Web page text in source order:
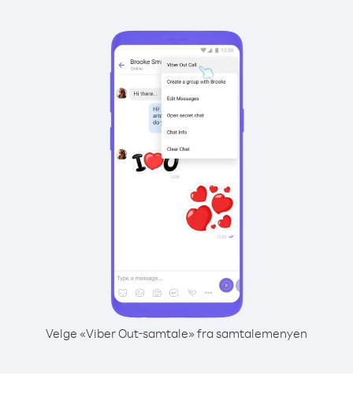
Velge «Viber Out-samtale» fra samtalemenyen